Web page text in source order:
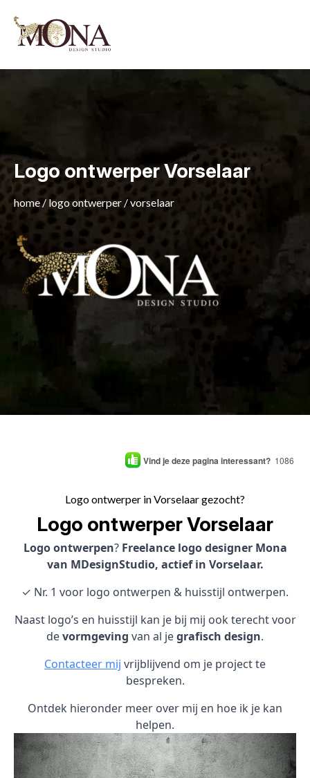
Logo ontwerper Vorselaar
home /logo ontwerper /vorselaar
Vind je deze pagina interessant? 1086
Logo ontwerper in Vorselaar gezocht?
Logo ontwerper Vorselaar
Logo ontwerpen? Freelance logo designer Mona
van MDesignStudio, actief in Vorselaar.
✓ Nr. 1 voor logo ontwerpen & huisstijl ontwerpen.
Naast logo’s en huisstijl kan je bij mij ook terecht voor
devormgeving van al jegrafisch design.
Contacteer mij vrijblijvend om je project te
bespreken.
Ontdek hieronder meer over mij en hoe ik je kan
helpen.